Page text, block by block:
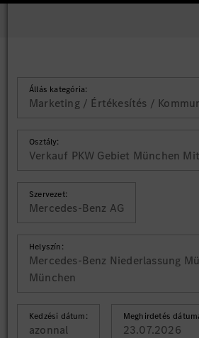
Állás kategória:
Marketing / Értékesítés /
Osztály:
Verkauf PKW Gebiet München
Szervezet:
Mercedes-Benz AG
Helyszín:
Mercedes-Benz Niederlassung
München
Kedzési dátum:
azonnal
Meghirdetés
23.07.2026